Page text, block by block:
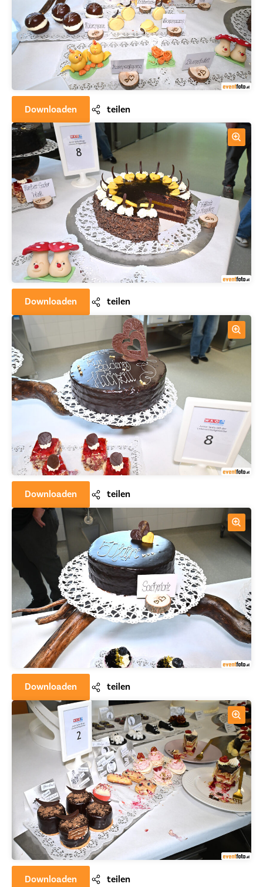
Downloaden teilen
Downloaden teilen
Downloaden teilen
Downloaden teilen
Downloaden teilen